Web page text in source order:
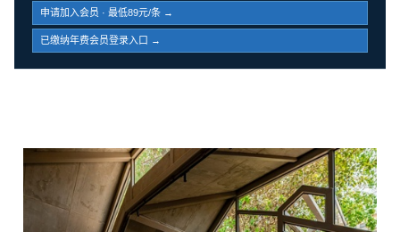
申请加入会员 · 最低89元/条 →
已缴纳年费会员登录入口 →